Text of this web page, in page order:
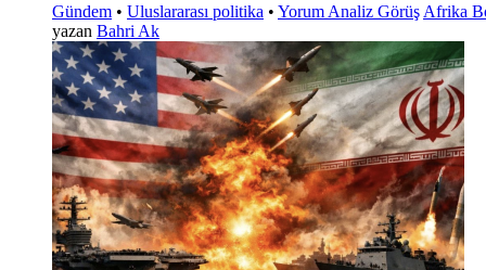
Gündem • Uluslararası politika • Yorum Analiz Görüş Afrika
yazan Bahri Ak